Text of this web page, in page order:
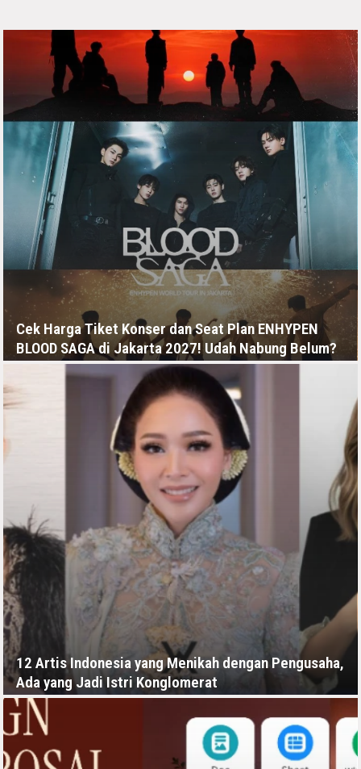
Cek Harga Tiket Konser dan Seat Plan ENHYPEN
BLOOD SAGA di Jakarta 2027! Udah Nabung Belum?
12 Artis Indonesia yang Menikah dengan Pengusaha,
Ada yang Jadi Istri Konglomerat
RABU, 8 JULI - 04:00 -00:00